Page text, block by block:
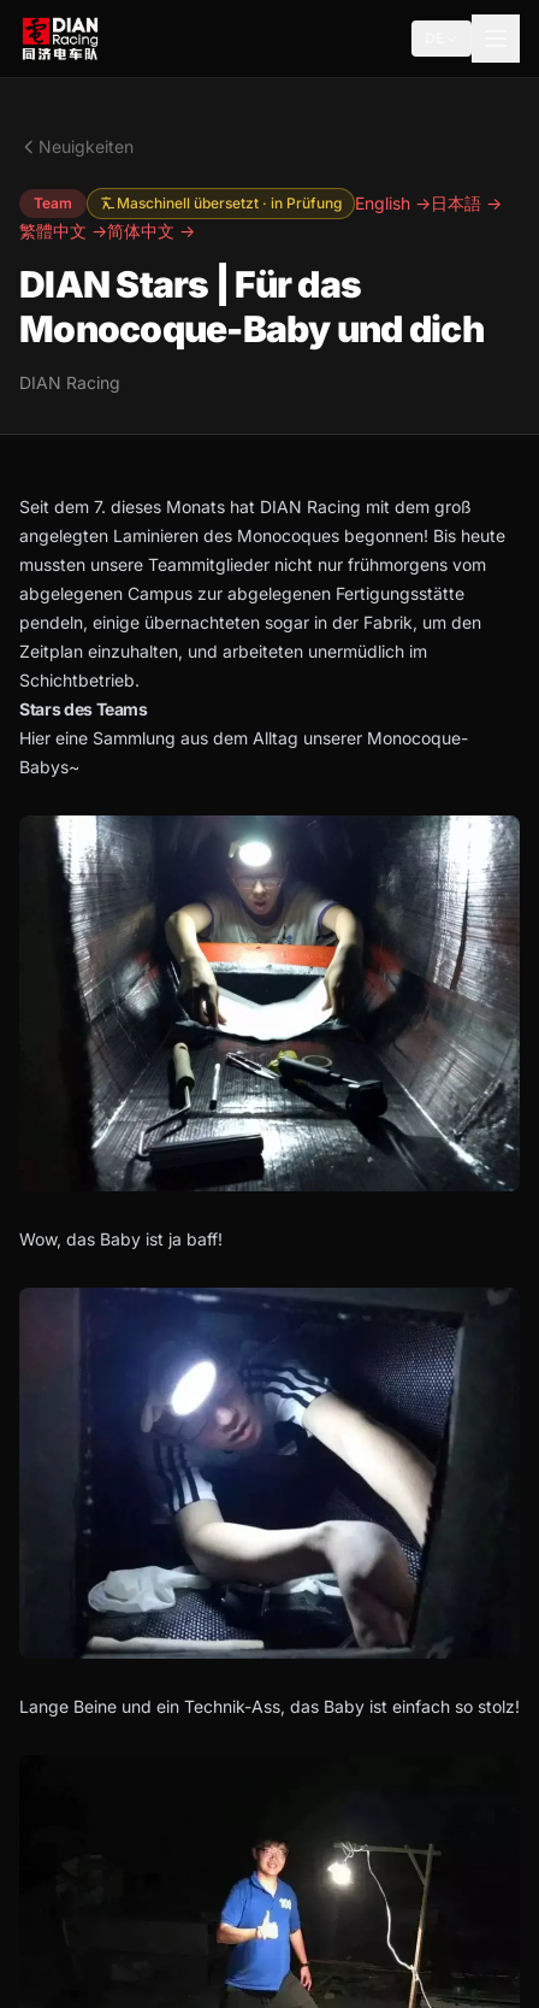
Neuigkeiten
Team Maschinell übersetzt · in Prüfung English →日本語 →
繁體中文 →简体中文 →
DIAN Stars | Für das
Monocoque-Baby und dich
DIAN Racing
Seit dem 7. dieses Monats hat DIAN Racing mit dem groß
angelegten Laminieren des Monocoques begonnen! Bis heute
mussten unsere Teammitglieder nicht nur frühmorgens vom
abgelegenen Campus zur abgelegenen Fertigungsstätte
pendeln, einige übernachteten sogar in der Fabrik, um den
Zeitplan einzuhalten, und arbeiteten unermüdlich im
Schichtbetrieb.
Stars des Teams
Hier eine Sammlung aus dem Alltag unserer Monocoque-
Babys~
Wow, das Baby ist ja baff!
Lange Beine und ein Technik-Ass, das Baby ist einfach so stolz!